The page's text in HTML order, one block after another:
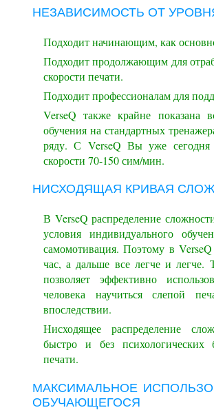
НЕЗАВИСИМОСТЬ ОТ
Подходит начинающим, как
Подходит продолжающим для
скорости печати.
Подходит профессионалам для
VerseQ также крайне
обучения на стандартных
ряду. С VerseQ Вы уже сегодня
скорости 70-150 сим/мин.
НИСХОДЯЩАЯ КРИВАЯ
В VerseQ распределение
условия индивидуального
самомотивация. Поэтому в
час, а дальше все легче и легче.
позволяет эффективно
человека научиться слепой
впоследствии.
Нисходящее распределение
быстро и без психологических
печати.
МАКСИМАЛЬНОЕ
ОБУЧАЮЩЕГОСЯ